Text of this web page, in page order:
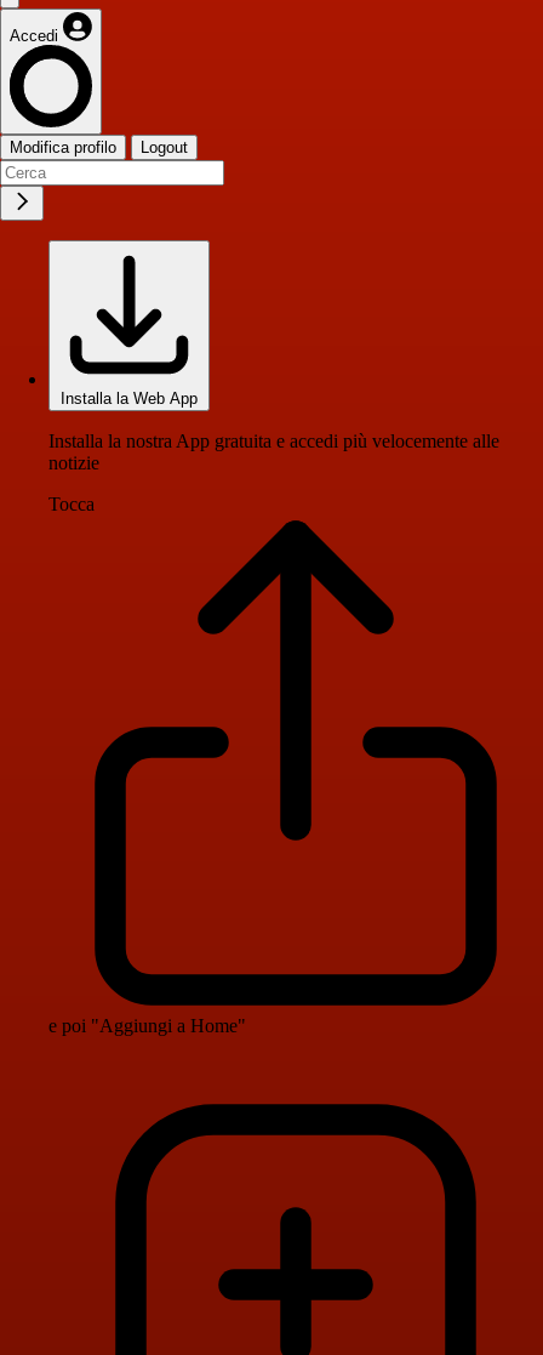
Accedi
Modifica profilo Logout
Installa la Web App
Installa la nostra App gratuita e accedi più velocemente alle
notizie
Tocca
e poi "Aggiungi a Home"